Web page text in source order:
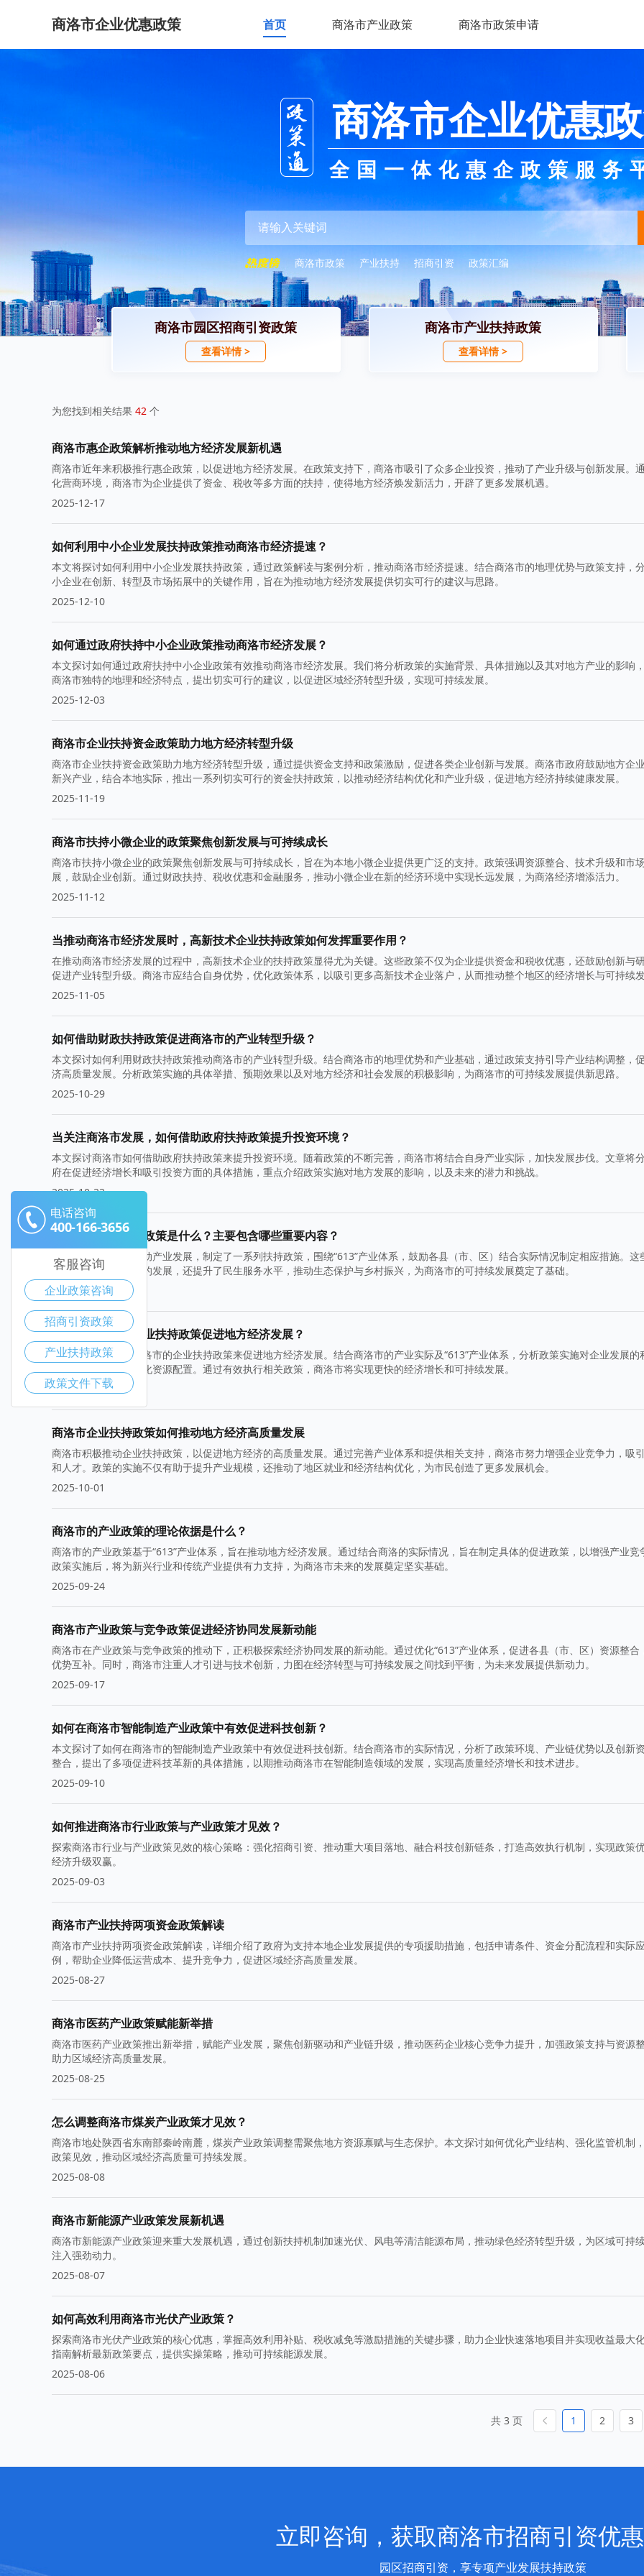
商洛市企业优惠政策 首页 商洛市产业政策 商洛市政策申请
商洛市企业优惠
全国一体化惠企政策服务
商洛市政策 产业扶持 招商引资 政策汇编
商洛市园区招商引资政策
查看详情 >
商洛市产业扶持政策
查看详情 >
为您找到相关结果 42 个
商洛市惠企政策解析推动地方经济发展新机遇
商洛市近年来积极推行惠企政策，以促进地方经济发展。在政策支持下，商洛市吸引了众多企业投资，推动了产业升级与创新发展。
化营商环境，商洛市为企业提供了资金、税收等多方面的扶持，使得地方经济焕发新活力，开辟了更多发展机遇。
2025-12-17
如何利用中小企业发展扶持政策推动商洛市经济提速？
本文将探讨如何利用中小企业发展扶持政策，通过政策解读与案例分析，推动商洛市经济提速。结合商洛市的地理优势与政策支持，
小企业在创新、转型及市场拓展中的关键作用，旨在为推动地方经济发展提供切实可行的建议与思路。
2025-12-10
如何通过政府扶持中小企业政策推动商洛市经济发展？
本文探讨如何通过政府扶持中小企业政策有效推动商洛市经济发展。我们将分析政策的实施背景、具体措施以及其对地方产业的影响
商洛市独特的地理和经济特点，提出切实可行的建议，以促进区域经济转型升级，实现可持续发展。
2025-12-03
商洛市企业扶持资金政策助力地方经济转型升级
商洛市企业扶持资金政策助力地方经济转型升级，通过提供资金支持和政策激励，促进各类企业创新与发展。商洛市政府鼓励地方企
新兴产业，结合本地实际，推出一系列切实可行的资金扶持政策，以推动经济结构优化和产业升级，促进地方经济持续健康发展。
2025-11-19
商洛市扶持小微企业的政策聚焦创新发展与可持续成长
商洛市扶持小微企业的政策聚焦创新发展与可持续成长，旨在为本地小微企业提供更广泛的支持。政策强调资源整合、技术升级和市
展，鼓励企业创新。通过财政扶持、税收优惠和金融服务，推动小微企业在新的经济环境中实现长远发展，为商洛经济增添活力。
2025-11-12
当推动商洛市经济发展时，高新技术企业扶持政策如何发挥重要作用？
在推动商洛市经济发展的过程中，高新技术企业的扶持政策显得尤为关键。这些政策不仅为企业提供资金和税收优惠，还鼓励创新与研
促进产业转型升级。商洛市应结合自身优势，优化政策体系，以吸引更多高新技术企业落户，从而推动整个地区的经济增长与可持续发
2025-11-05
如何借助财政扶持政策促进商洛市的产业转型升级？
本文探讨如何利用财政扶持政策推动商洛市的产业转型升级。结合商洛市的地理优势和产业基础，通过政策支持引导产业结构调整，
济高质量发展。分析政策实施的具体举措、预期效果以及对地方经济和社会发展的积极影响，为商洛市的可持续发展提供新思路。
2025-10-29
当关注商洛市发展，如何借助政府扶持政策提升投资环境？
本文探讨商洛市如何借助政府扶持政策来提升投资环境。随着政策的不断完善，商洛市将结合自身产业实际，加快发展步伐。文章将
府在促进经济增长和吸引投资方面的具体措施，重点介绍政策实施对地方发展的影响，以及未来的潜力和挑战。
2025-10-22
商洛市的产业扶持政策是什么？主要包含哪些重要内容？
商洛市近年来积极推动产业发展，制定了一系列扶持政策，围绕“613”产业体系，鼓励各县（市、区）结合实际情况制定相应措施。这
不仅促进了地方经济的发展，还提升了民生服务水平，推动生态保护与乡村振兴，为商洛市的可持续发展奠定了基础。
2025-10-15
如何利用商洛市企业扶持政策促进地方经济发展？
本文探讨如何利用商洛市的企业扶持政策来促进地方经济发展。结合商洛市的产业实际及“613”产业体系，分析政策实施对企业发展的
响，并提出建议以优化资源配置。通过有效执行相关政策，商洛市将实现更快的经济增长和可持续发展。
2025-10-08
商洛市企业扶持政策如何推动地方经济高质量发展
商洛市积极推动企业扶持政策，以促进地方经济的高质量发展。通过完善产业体系和提供相关支持，商洛市努力增强企业竞争力，吸
和人才。政策的实施不仅有助于提升产业规模，还推动了地区就业和经济结构优化，为市民创造了更多发展机会。
2025-10-01
商洛市的产业政策的理论依据是什么？
商洛市的产业政策基于“613”产业体系，旨在推动地方经济发展。通过结合商洛的实际情况，旨在制定具体的促进政策，以增强产业竞
政策实施后，将为新兴行业和传统产业提供有力支持，为商洛市未来的发展奠定坚实基础。
2025-09-24
商洛市产业政策与竞争政策促进经济协同发展新动能
商洛市在产业政策与竞争政策的推动下，正积极探索经济协同发展的新动能。通过优化“613”产业体系，促进各县（市、区）资源整合
优势互补。同时，商洛市注重人才引进与技术创新，力图在经济转型与可持续发展之间找到平衡，为未来发展提供新动力。
2025-09-17
如何在商洛市智能制造产业政策中有效促进科技创新？
本文探讨了如何在商洛市的智能制造产业政策中有效促进科技创新。结合商洛市的实际情况，分析了政策环境、产业链优势以及创新
整合，提出了多项促进科技革新的具体措施，以期推动商洛市在智能制造领域的发展，实现高质量经济增长和技术进步。
2025-09-10
如何推进商洛市行业政策与产业政策才见效？
探索商洛市行业与产业政策见效的核心策略：强化招商引资、推动重大项目落地、融合科技创新链条，打造高效执行机制，实现政策
经济升级双赢。
2025-09-03
商洛市产业扶持两项资金政策解读
商洛市产业扶持两项资金政策解读，详细介绍了政府为支持本地企业发展提供的专项援助措施，包括申请条件、资金分配流程和实际
例，帮助企业降低运营成本、提升竞争力，促进区域经济高质量发展。
2025-08-27
商洛市医药产业政策赋能新举措
商洛市医药产业政策推出新举措，赋能产业发展，聚焦创新驱动和产业链升级，推动医药企业核心竞争力提升，加强政策支持与资源整
助力区域经济高质量发展。
2025-08-25
怎么调整商洛市煤炭产业政策才见效？
商洛市地处陕西省东南部秦岭南麓，煤炭产业政策调整需聚焦地方资源禀赋与生态保护。本文探讨如何优化产业结构、强化监管机制
政策见效，推动区域经济高质量可持续发展。
2025-08-08
商洛市新能源产业政策发展新机遇
商洛市新能源产业政策迎来重大发展机遇，通过创新扶持机制加速光伏、风电等清洁能源布局，推动绿色经济转型升级，为区域可持
注入强劲动力。
2025-08-07
如何高效利用商洛市光伏产业政策？
探索商洛市光伏产业政策的核心优惠，掌握高效利用补贴、税收减免等激励措施的关键步骤，助力企业快速落地项目并实现收益最大
指南解析最新政策要点，提供实操策略，推动可持续能源发展。
2025-08-06
共 3 页 1 2 3
电话咨询
400-166-3656
客服咨询
企业政策咨询
招商引资政策
产业扶持政策
政策文件下载
立即咨询，获取商洛市招商引资优
园区招商引资，享专项产业发展扶持政策